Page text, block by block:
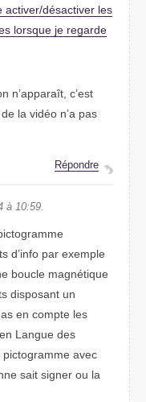
activer/désactiver les
lorsque je regarde
n’apparaît, c’est
la vidéo n’a pas
Répondre
à 10:59.
d’info par exemple
boucle magnétique
disposant un
en compte les
Langue des
pictogramme avec
sait signer ou la